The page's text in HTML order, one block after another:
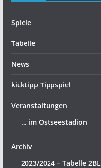
Spiele
Tabelle
News
kicktipp Tippspiel
Veranstaltungen
… im Ostseestadion
Archiv
2023/2024 – Tabelle 2BL